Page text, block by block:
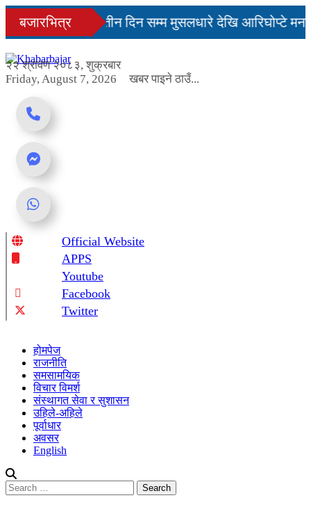
Skip
content
बजारभित्र
सहज हुन्छ’
तीन दिन सम्म मुसलधारे देखि आरिघोप्टे
२२ श्रावण २०८३, शुक्रबार
Friday, August 7, 2026
खबर पाइने ठाउँ...
Online News Portal
Official Website
APPS
Youtube
Facebook
Twitter
होमपेज
राजनीति
समसामयिक
विचार विमर्श
संस्थागत सेवा र सुशासन
उहिले-अहिले
पूर्वाधार
अवसर
English
Search
for: